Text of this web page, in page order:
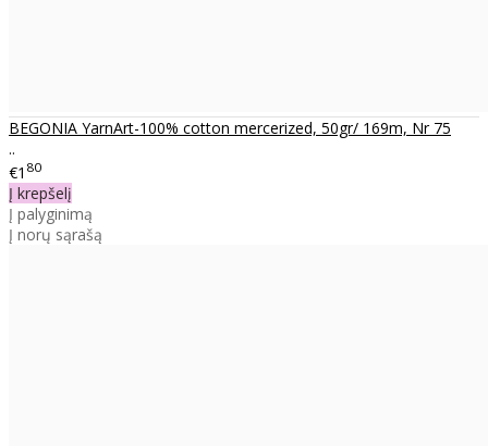
BEGONIA YarnArt-100% cotton mercerized, 50gr/ 169m, Nr 75
..
€1 80
Į krepšelį
Į palyginimą
Į norų sąrašą